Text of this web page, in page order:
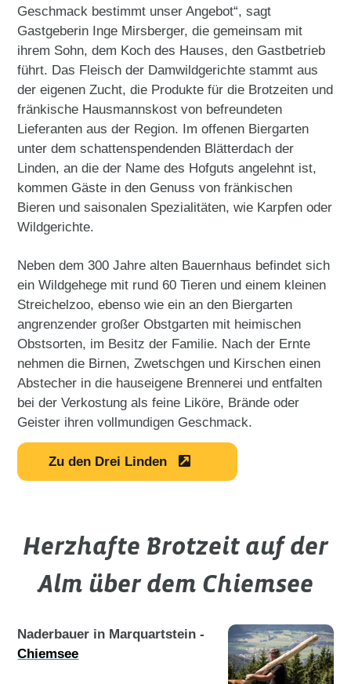
Geschmack bestimmt unser Angebot“, sagt
Gastgeberin Inge Mirsberger, die gemeinsam mit
ihrem Sohn, dem Koch des Hauses, den Gastbetrieb
führt. Das Fleisch der Damwildgerichte stammt aus
der eigenen Zucht, die Produkte für die Brotzeiten und
fränkische Hausmannskost von befreundeten
Lieferanten aus der Region. Im offenen Biergarten
unter dem schattenspendenden Blätterdach der
Linden, an die der Name des Hofguts angelehnt ist,
kommen Gäste in den Genuss von fränkischen
Bieren und saisonalen Spezialitäten, wie Karpfen oder
Wildgerichte.
Neben dem 300 Jahre alten Bauernhaus befindet sich
ein Wildgehege mit rund 60 Tieren und einem kleinen
Streichelzoo, ebenso wie ein an den Biergarten
angrenzender großer Obstgarten mit heimischen
Obstsorten, im Besitz der Familie. Nach der Ernte
nehmen die Birnen, Zwetschgen und Kirschen einen
Abstecher in die hauseigene Brennerei und entfalten
bei der Verkostung als feine Liköre, Brände oder
Geister ihren vollmundigen Geschmack.
Zu den Drei Linden
Herzhafte Brotzeit auf der
Alm über dem Chiemsee
Naderbauer in Marquartstein -
Chiemsee